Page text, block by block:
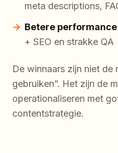
meta descriptions,
Betere performance
+ SEO en strakke QA
De winnaars zijn niet de
gebruiken”. Het zijn de
operationaliseren met
contentstrategie.